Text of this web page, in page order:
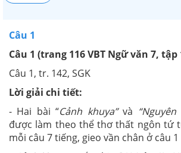
Câu 1
Câu 1 (trang 116 VBT Ngữ văn 7, tập
Câu 1, tr. 142, SGK
Lời giải chi tiết:
- Hai bài “Cảnh khuya”và
được làm theo thể thơ thất ngôn tứ
mỗi câu 7 tiếng, gieo vần chân ở câu 1